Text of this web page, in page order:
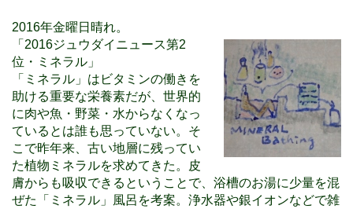
2016年金曜日晴れ。
「2016ジュウダイニュース第2
位・ミネラル」
「ミネラル」はビタミンの働きを
助ける重要な栄養素だが、世界的
に肉や魚・野菜・水からなくなっ
ているとは誰も思っていない。そ
こで昨年来、古い地層に残ってい
た植物ミネラルを求めてきた。皮
膚からも吸収できるということで、浴槽のお湯に少量を混
ぜた「ミネラル」風呂を考案。浄水器や銀イオンなどで雑